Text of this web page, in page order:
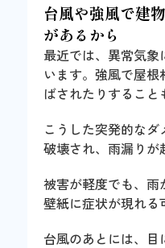
台風や強風で建
があるから
最近では、異常気
います。強風で屋
ばされたりすること
こうした突発的な
破壊され、雨漏りが
被害が軽度でも、
壁紙に症状が現れる
台風のあとには、